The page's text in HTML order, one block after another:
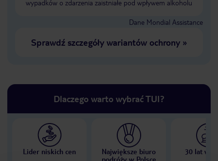
wypadków o zdarzenia zaistniałe pod wpływem alkoholu
Dane Mondial Assistance
Sprawdź szczegóły wariantów ochrony»
Dlaczego warto wybrać TUI?
Lider niskich cen
Największe biuro
podróży w Polsce
30 lat w